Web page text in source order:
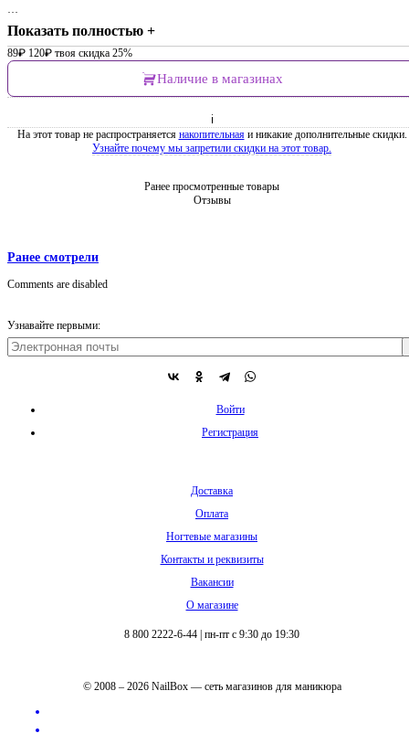
…
Показать полностью +
89₽ 120₽ твоя скидка 25%
Наличие в магазинах
ℹ
На этот товар не распространяется накопительнаяи никакие дополнительные скидки.
Узнайте почему мы запретили скидки на этот товар.
Ранее просмотренные товары
Отзывы
Ранее смотрели
Comments are disabled
Узнавайте первыми:
Войти
Регистрация
Доставка
Оплата
Ногтевые магазины
Контакты и реквизиты
Вакансии
О магазине
8 800 2222-6-44 пн-пт с 9:30 до 19:30
© 2008 – 2026 NailBox — сеть магазинов для маникюра